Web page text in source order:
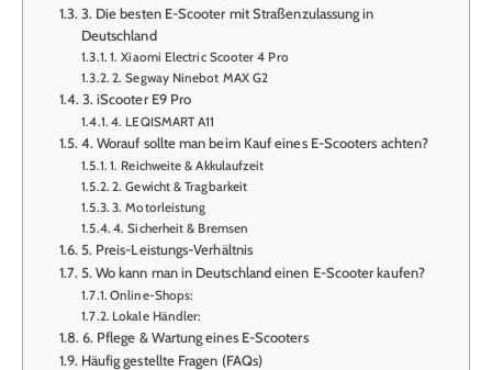
3. Die besten E-Scooter mit Straßenzulassung in
Deutschland
1. Xiaomi Electric Scooter 4 Pro
2. Segway Ninebot MAX G2
3. iScooter E9 Pro
4. LEQISMART A11
4. Worauf sollte man beim Kauf eines E-Scooters achten?
1. Reichweite & Akkulaufzeit
2. Gewicht & Tragbarkeit
3. Motorleistung
4. Sicherheit & Bremsen
5. Preis-Leistungs-Verhältnis
5. Wo kann man in Deutschland einen E-Scooter kaufen?
Online-Shops:
Lokale Händler:
6. Pflege & Wartung eines E-Scooters
Häufig gestellte Fragen (FAQs)